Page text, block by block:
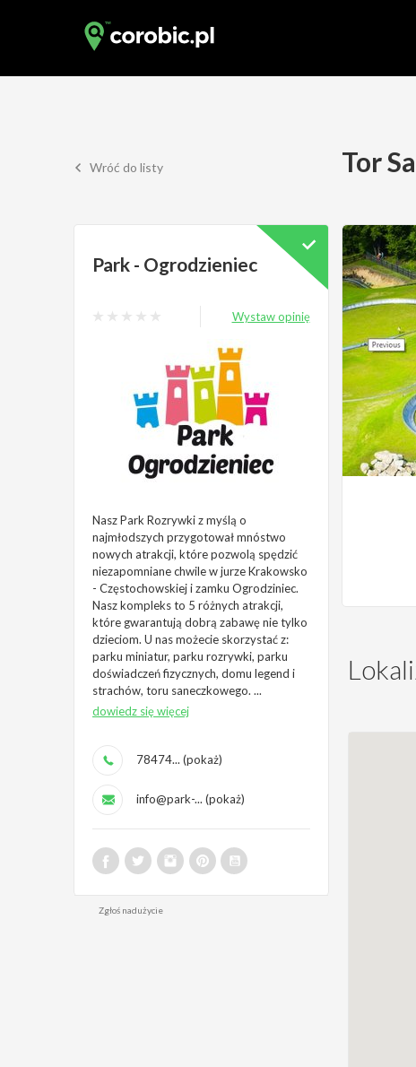
Wróć do listy Tor
Park - Ogrodzieniec
Wystaw opinię
Nasz Park Rozrywki z myślą o
najmłodszych przygotował mnóstwo
nowych atrakcji, które pozwolą spędzić
niezapomniane chwile w jurze Krakowsko
- Częstochowskiej i zamku Ogrodziniec.
Nasz kompleks to 5 różnych atrakcji,
które gwarantują dobrą zabawę nie tylko
dzieciom. U nas możecie skorzystać z:
parku miniatur, parku rozrywki, parku
doświadczeń fizycznych, domu legend i
strachów, toru saneczkowego. ...
dowiedz się więcej
78474... (pokaż)
info@park-... (pokaż)
Zgłoś nadużycie